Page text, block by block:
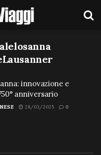
innovazione e
anniversario
28/03/2025 0